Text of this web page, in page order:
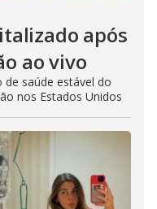
após
ao vivo
saúde estável do
nos Estados Unidos